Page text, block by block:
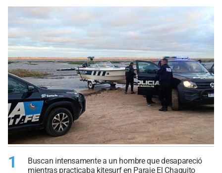
1
Buscan intensamente a un hombre que desapareció
mientras practicaba kitesurf en Paraje El Chaquito